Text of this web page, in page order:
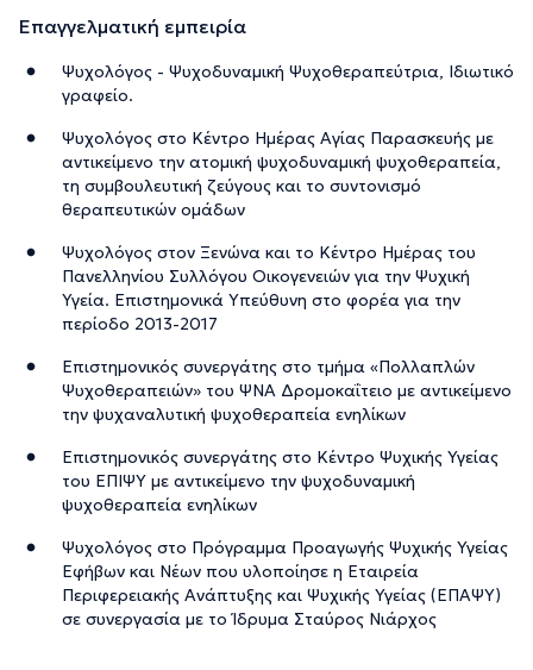
Επαγγελματική εμπειρία
Ψυχολόγος - Ψυχοδυναμική Ψυχοθεραπεύτρια, Ιδιωτικό
γραφείο.
Ψυχολόγος στο Κέντρο Ημέρας Αγίας Παρασκευής με
αντικείμενο την ατομική ψυχοδυναμική ψυχοθεραπεία,
τη συμβουλευτική ζεύγους και το συντονισμό
θεραπευτικών ομάδων
Ψυχολόγος στον Ξενώνα και το Κέντρο Ημέρας του
Πανελληνίου Συλλόγου Οικογενειών για την Ψυχική
Υγεία. Επιστημονικά Υπεύθυνη στο φορέα για την
περίοδο 2013-2017
Eπιστημονικός συνεργάτης στο τμήμα «Πολλαπλών
Ψυχοθεραπειών» του ΨΝΑ Δρομοκαΐτειο με αντικείμενο
την ψυχαναλυτική ψυχοθεραπεία ενηλίκων
Επιστημονικός συνεργάτης στο Κέντρο Ψυχικής Υγείας
του ΕΠΙΨΥ με αντικείμενο την ψυχοδυναμική
ψυχοθεραπεία ενηλίκων
Ψυχολόγος στο Πρόγραμμα Προαγωγής Ψυχικής Υγείας
Εφήβων και Νέων που υλοποίησε η Εταιρεία
Περιφερειακής Ανάπτυξης και Ψυχικής Υγείας (ΕΠΑΨΥ)
σε συνεργασία με το Ίδρυμα Σταύρος Νιάρχος